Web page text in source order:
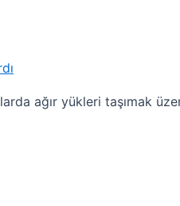
ağır yükleri taşımak